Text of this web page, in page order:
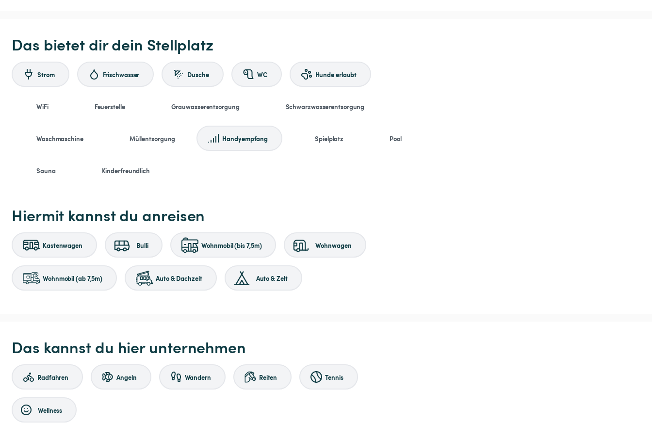
Das bietet dir dein Stellplatz
Strom Frischwasser Dusche WC Hunde erlaubt
WiFi Feuerstelle Grauwasserentsorgung Schwarzwasserentsorgung
Waschmaschine Müllentsorgung Handyempfang Spielplatz Pool
Sauna Kinderfreundlich
Hiermit kannst du anreisen
Kastenwagen Bulli Wohnmobil (bis 7,5m) Wohnwagen
Wohnmobil (ab 7,5m) Auto & Dachzelt Auto & Zelt
Das kannst du hier unternehmen
Radfahren Angeln Wandern Reiten Tennis
Wellness